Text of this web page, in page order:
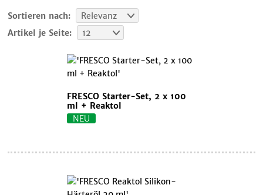
Sortieren nach:
Relevanz
Artikel je Seite:
12
FRESCO Starter-Set, 2 x 100
ml + Reaktol
NEU